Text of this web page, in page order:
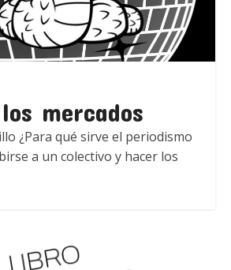
mercados
¿Para qué sirve el periodismo
a un colectivo y hacer los